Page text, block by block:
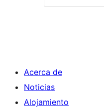
Acerca de
Noticias
Alojamiento